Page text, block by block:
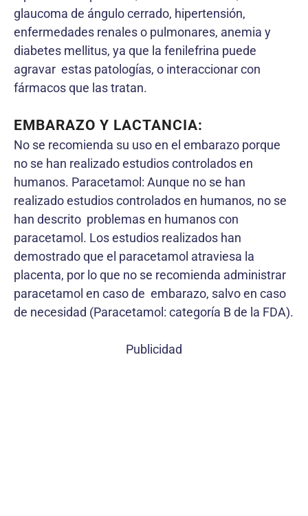
glaucoma de ángulo cerrado, hipertensión,
enfermedades renales o pulmonares, anemia y
diabetes mellitus, ya que la fenilefrina puede
agravar estas patologías, o interaccionar con
fármacos que las tratan.
EMBARAZO Y LACTANCIA:
No se recomienda su uso en el embarazo porque
no se han realizado estudios controlados en
humanos. Paracetamol: Aunque no se han
realizado estudios controlados en humanos, no se
han descrito problemas en humanos con
paracetamol. Los estudios realizados han
demostrado que el paracetamol atraviesa la
placenta, por lo que no se recomienda administrar
paracetamol en caso de embarazo, salvo en caso
de necesidad (Paracetamol: categoría B de la FDA).
Publicidad